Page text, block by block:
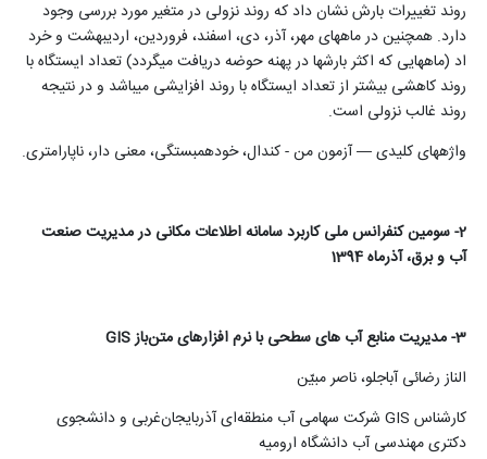
روند تغییرات بارش نشان داد که روند نزولی در متغیر مورد بررسی وجود
دارد. همچنین در ماههای مهر، آذر، دی، اسفند، فروردین، اردیبهشت و خرد
اد (ماههایی که اکثر بارشها در پهنه حوضه دریافت میگردد) تعداد ایستگاه با
روند کاهشی بیشتر از تعداد ایستگاه با روند افزایشی میباشد و در نتیجه
روند غالب نزولی است.
واژههای کلیدی—آزمون من - کندال، خودهمبستگی، معنی دار، ناپارامتری.
2- سومین کنفرانس ملی کاربرد سامانه اطلاعات مکانی در مدیریت صنعت
آب و برق، آذرماه 1394
3- مدیریت منابع آب های سطحی با نرم افزارهای متن‌‌باز GIS
الناز رضائی آباجلو، ناصر مبیّن
کارشناس GIS شرکت سهامی آب منطقه‌ای آذربایجان‌غربی و دانشجوی
دکتری مهندسی آب دانشگاه ارومیه